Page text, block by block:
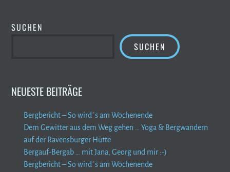
SUCHEN
SUCHEN
NEUESTE BEITRÄGE
Bergbericht – So wird´s am Wochenende
Dem Gewitter aus dem Weg gehen … Yoga & Bergwandern
auf der Ravensburger Hütte
Bergauf-Bergab … mit Jana, Georg und mir :-)
Bergbericht – So wird´s am Wochenende